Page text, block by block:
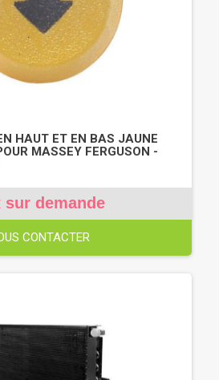
HAUT ET EN BAS JAUNE
MASSEY FERGUSON -
sur demande
CONTACTER